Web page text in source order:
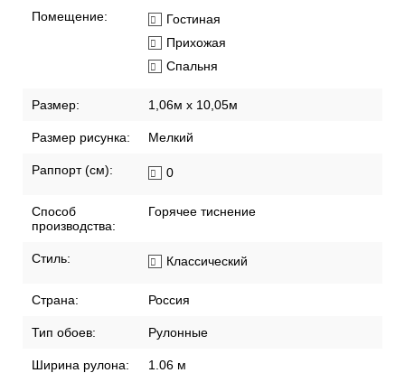
Помещение:
Гостиная
Прихожая
Спальня
Размер: 1,06м х 10,05м
Размер рисунка: Мелкий
Раппорт (см): 0
Способ
производства:
Горячее тиснение
Стиль: Классический
Страна: Россия
Тип обоев: Рулонные
Ширина рулона: 1.06 м